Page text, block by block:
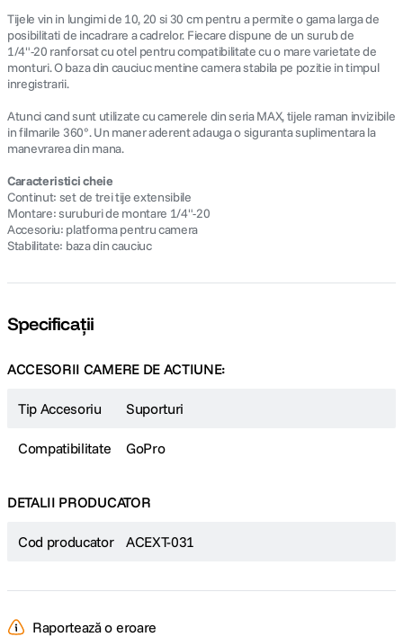
Tijele vin in lungimi de 10, 20 si 30 cm pentru a permite o gama larga de
posibilitati de incadrare a cadrelor. Fiecare dispune de un surub de
1/4"-20 ranforsat cu otel pentru compatibilitate cu o mare varietate de
monturi. O baza din cauciuc mentine camera stabila pe pozitie in timpul
inregistrarii.
Atunci cand sunt utilizate cu camerele din seria MAX, tijele raman invizibile
in filmarile 360°. Un maner aderent adauga o siguranta suplimentara la
manevrarea din mana.
Caracteristici cheie
Continut: set de trei tije extensibile
Montare: suruburi de montare 1/4"-20
Accesoriu: platforma pentru camera
Stabilitate: baza din cauciuc
Specificații
ACCESORII CAMERE DE ACTIUNE:
Tip Accesoriu Suporturi
Compatibilitate GoPro
DETALII PRODUCATOR
Cod producator ACEXT-031
Raportează o eroare